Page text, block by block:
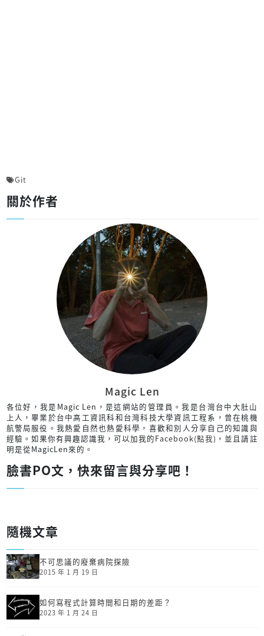
Git
關於作者
Magic Len
各位好，我是Magic Len，是這網站的管理員。我是台灣台中大肚山
上人，畢業於台中高工資訊科和台灣科技大學資訊工程系，曾在桃機
航警局服役。我熱愛自然也熱愛科學，喜歡和別人分享自己的知識與
經驗。如果你有興趣認識我，可以加我的Facebook(點我) ，並且請註
明是從MagicLen來的。
臉書PO文，快來留言與分享吧！
隨機文章
不可思議的廢棄病院探險
2015 年 1 月 19 日
如何寫程式計算時間和日期的差距？
2023 年 1 月 24 日